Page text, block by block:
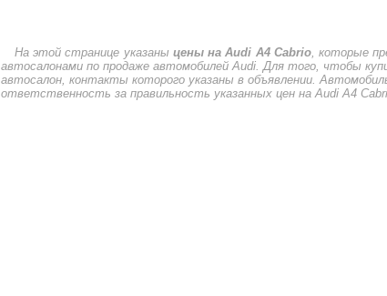
На этой странице указаны цены на Audi A4 Cabrio, которые
автосалонами по продаже автомобилей Audi. Для того, чтобы
автосалон, контакты которого указаны в объявлении.
ответственность за правильность указанных цен на Audi A4